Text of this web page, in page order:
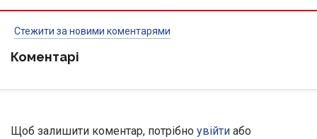
Стежити за новими коментарями
Коментарі
Щоб залишити коментар, потрібно увійти або